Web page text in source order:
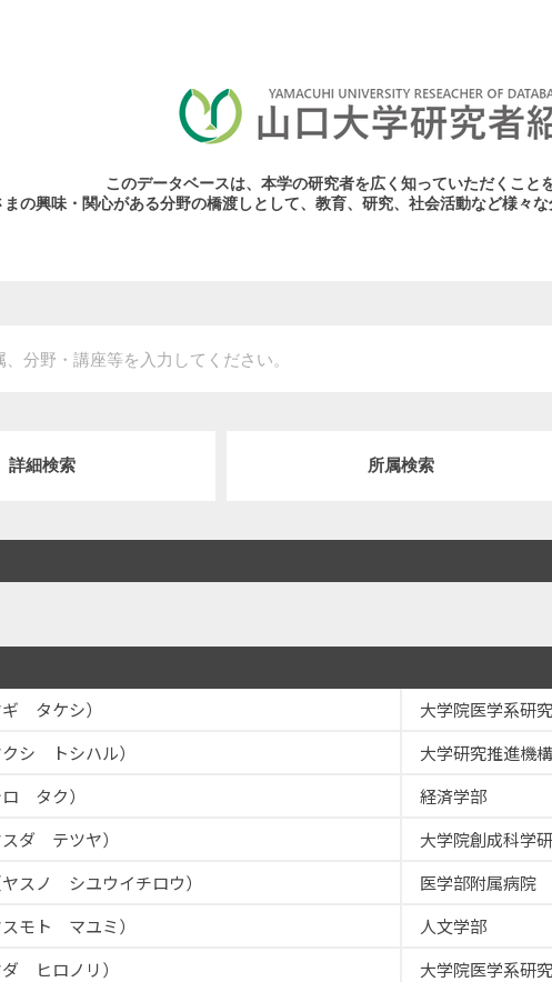
このデータベースは、本学の研究者を広く知っていただくこと
まの興味・関心がある分野の橋渡しとして、教育、研究、社会活動など様々
詳細検索 所属検索
タケシ）
大学院医学系研
シ トシハル）
大学研究推進機構
タク）
経済学部
ダ テツヤ）
大学院創成科学
スノ シユウイチロウ）
医学部附属病院
モト マユミ）
人文学部
ヒロノリ）
大学院医学系研